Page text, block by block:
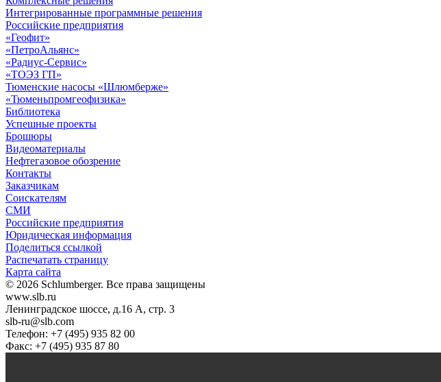
Интегрированные программные решения
Российские предприятия
«Геофит»
«ПетроАльянс»
«Радиус-Сервис»
«ТОЭЗ ГП»
Тюменские насосы «Шлюмберже»
«Тюменьпромгеофизика»
Библиотека
Успешные проекты
Брошюры
Видеоматериалы
Нефтегазовое обозрение
Контакты
Заказчикам
Соискателям
СМИ
Российские предприятия
Юридическая информация
Поделиться ссылкой
Распечатать страницу
Карта сайта
© 2026 Schlumberger. Все права защищены
www.slb.ru
Ленинградское шоссе, д.16 А, стр. 3
slb-ru@slb.com
Телефон: +7 (495) 935 82 00
Факс: +7 (495) 935 87 80